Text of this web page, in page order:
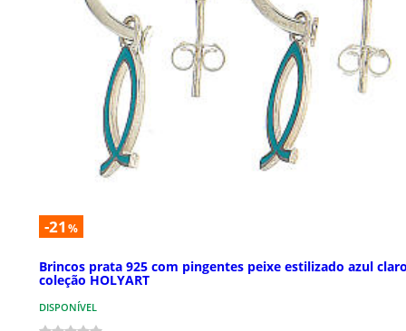
-21 %
Brincos prata 925 com pingentes peixe estilizado azul
coleção HOLYART
DISPONÍVEL